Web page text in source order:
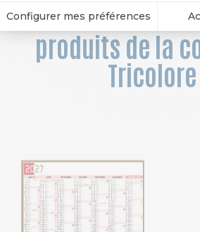
Vous aimerez
produits de la